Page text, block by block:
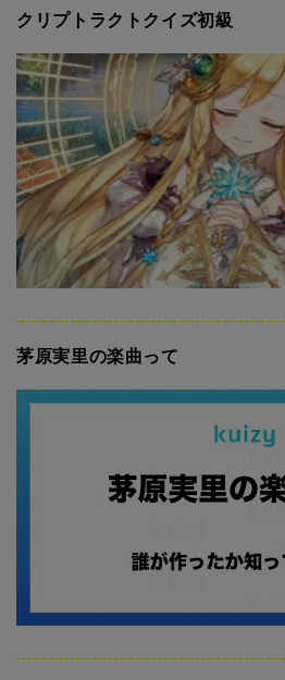
クリプトラクトクイズ初級
茅原実里の楽曲って